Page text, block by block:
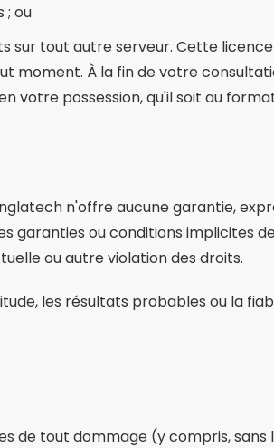
; ou
sur tout autre serveur. Cette
moment. À la fin de votre
votre possession, qu'il soit au
n'offre aucune garantie,
garanties ou conditions implicites
ou autre violation des droits.
les résultats probables ou la
de tout dommage (y compris, sans